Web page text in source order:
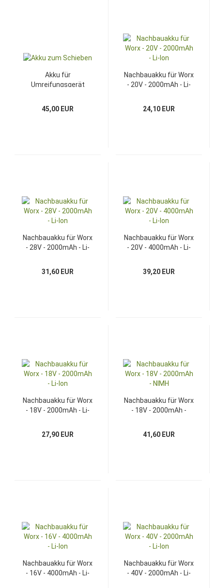
Akku für
Umreifungsgerät
45,00 EUR
Nachbauakku für Worx
- 20V - 2000mAh - Li-
24,10 EUR
Nachbauakku für Worx
- 28V - 2000mAh - Li-
31,60 EUR
Nachbauakku für Worx
- 20V - 4000mAh - Li-
39,20 EUR
Nachbauakku für Worx
- 18V - 2000mAh - Li-
27,90 EUR
Nachbauakku für Worx
- 18V - 2000mAh -
41,60 EUR
Nachbauakku für Worx
- 16V - 4000mAh - Li-
Nachbauakku für Worx
- 40V - 2000mAh - Li-